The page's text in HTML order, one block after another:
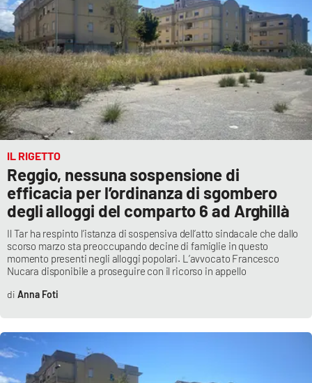
LAC
NETWORK
Lacplay.it
Lactv.it
Laconair.it
Lacitymag.it
Lacapitalenews.it
Ilreggino.it
Cosenzachannel.it
Catanzarochannel.it
IL RIGETTO
Reggio, nessuna sospensione di
efficacia per l’ordinanza di sgombero
degli alloggi del comparto 6 ad Arghillà
Il Tar ha respinto l’istanza di sospensiva dell’atto sindacale che dallo
scorso marzo sta preoccupando decine di famiglie in questo
momento presenti negli alloggi popolari. L’avvocato Francesco
Nucara disponibile a proseguire con il ricorso in appello
Anna Foti